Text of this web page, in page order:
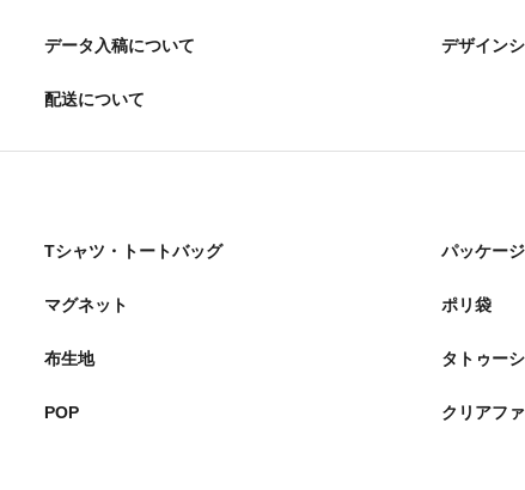
データ入稿について デザイン
配送について
Tシャツ・トートバッグ パッケージ
マグネット ポリ袋
布生地 タトゥー
POP クリアフ